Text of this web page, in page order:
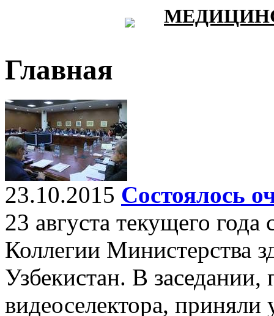
Главная
23.10.2015 Состоялось
23 августа текущего года
Коллегии Министерства
Узбекистан. В
видеоселектора, приняли